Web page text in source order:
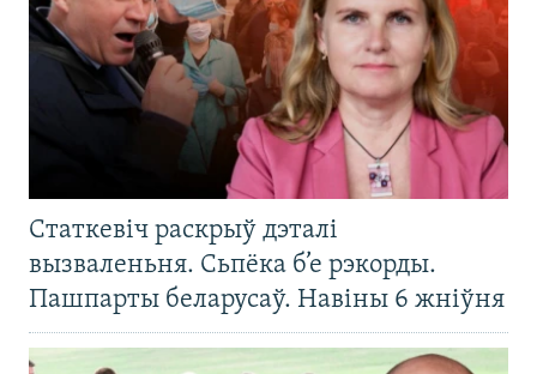
Статкевіч раскрыў дэталі
вызваленьня. Сьпёка б’е рэкорды.
Пашпарты беларусаў. Навіны 6 жніўня